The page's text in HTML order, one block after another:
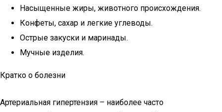
Насыщенные жиры, животного происхождения.
Конфеты, сахар и легкие углеводы.
Острые закуски и маринады.
Мучные изделия.
Кратко о болезни
Артериальная гипертензия – наиболее часто